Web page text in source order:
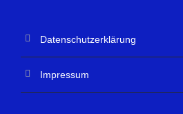
Datenschutzerklärung
Impressum